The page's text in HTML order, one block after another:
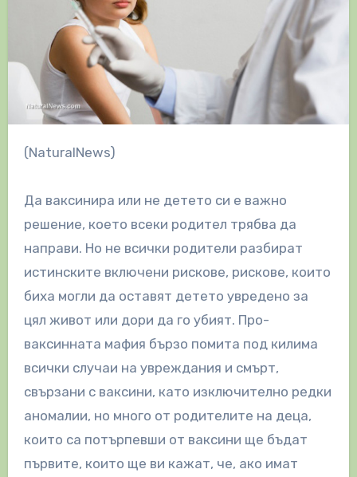
(NaturalNews)
Да ваксинира или не детето си е важно
решение, което всеки родител трябва да
направи. Но не всички родители разбират
истинските включени рискове, рискове, които
биха могли да оставят детето увредено за
цял живот или дори да го убият. Про-
ваксинната мафия бързо помита под килима
всички случаи на увреждания и смърт,
свързани с ваксини, като изключително редки
аномалии, но много от родителите на деца,
които са потърпевши от ваксини ще бъдат
първите, които ще ви кажат, че, ако имат